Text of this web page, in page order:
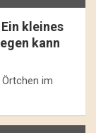
kleines
kann
im